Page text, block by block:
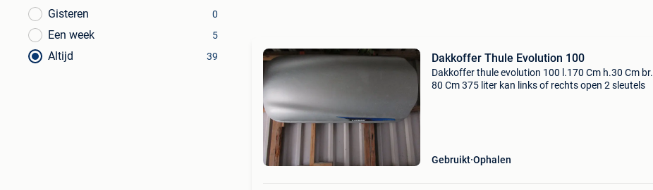
Gisteren 0
Een week 5
Altijd 39 Dakkoffer Thule Evolution 100
Dakkoffer thule evolution 100 l.170 Cm h.30 Cm br.
80 Cm 375 liter kan links of rechts open 2 sleutels
Gebruikt Ophalen